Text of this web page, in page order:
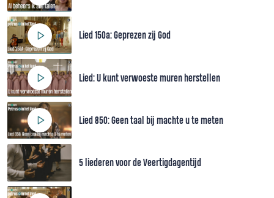
Lied 150a: Geprezen zij God
Lied: U kunt verwoeste muren herstellen
Lied 850: Geen taal bij machte u te meten
5 liederen voor de Veertigdagentijd